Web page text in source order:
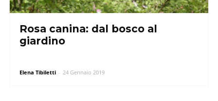
Rosa canina: dal bosco al
giardino
Elena Tibiletti - 24 Gennaio 2019